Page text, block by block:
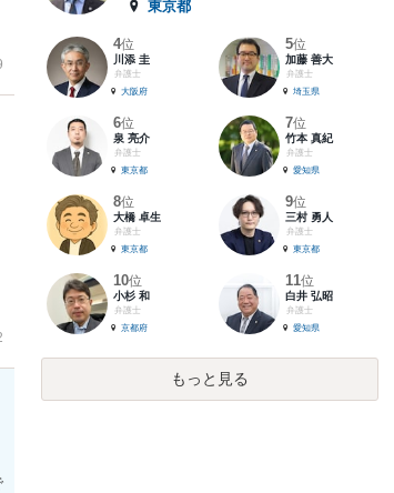
東京都
4位
川添 圭
弁護士
大阪府
5位
加藤 善大
弁護士
埼玉県
6位
泉 亮介
弁護士
東京都
7位
竹本 真紀
弁護士
愛知県
8位
大橋 卓生
弁護士
東京都
9位
三村 勇人
弁護士
東京都
10位
小杉 和
弁護士
京都府
11位
白井 弘昭
弁護士
愛知県
もっと見る